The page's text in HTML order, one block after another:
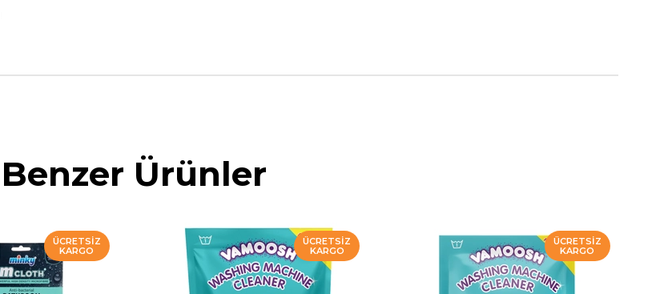
Benzer Ürünler
ÜCRETSIZ
KARGO
ÜCRETSIZ
KARGO
ÜCRETSIZ
KARGO